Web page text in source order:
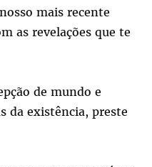
mais recente
as revelações que te
de mundo e
da existência, preste